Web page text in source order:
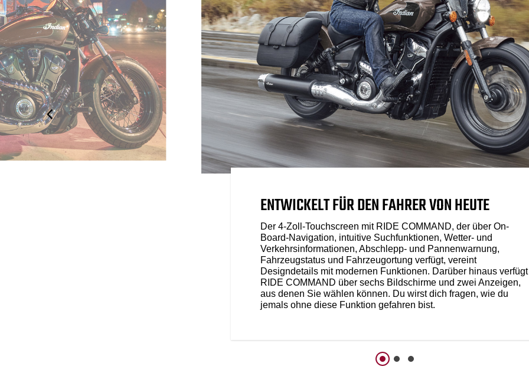
ENTWICKELT FÜR DEN FAHRER VON HEUTE
Der 4-Zoll-Touchscreen mit RIDE COMMAND, der über On-
Board-Navigation, intuitive Suchfunktionen, Wetter- und
Verkehrsinformationen, Abschlepp- und Pannenwarnung,
Fahrzeugstatus und Fahrzeugortung verfügt, vereint
Designdetails mit modernen Funktionen. Darüber hinaus verfügt
RIDE COMMAND über sechs Bildschirme und zwei Anzeigen,
aus denen Sie wählen können. Du wirst dich fragen, wie du
jemals ohne diese Funktion gefahren bist.